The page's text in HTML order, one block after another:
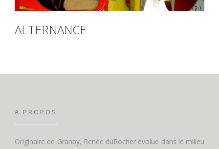
ALTERNANCE
A PROPOS
Originaire de Granby, Renée duRocher évolue dans le milieu